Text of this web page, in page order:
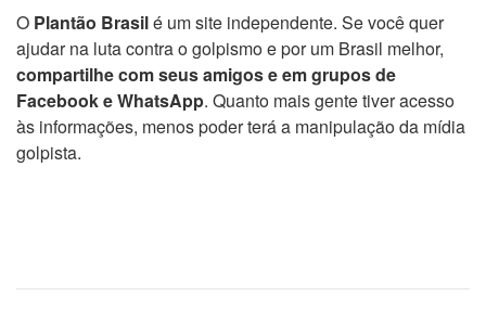
O Plantão Brasilé um site independente. Se você quer
ajudar na luta contra o golpismo e por um Brasil melhor,
compartilhe com seus amigos e em grupos de
Facebook e WhatsApp. Quanto mais gente tiver acesso
às informações, menos poder terá a manipulação da mídia
golpista.